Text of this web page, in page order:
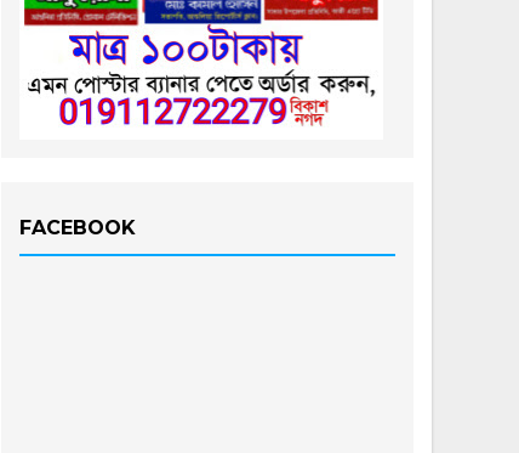
FACEBOOK